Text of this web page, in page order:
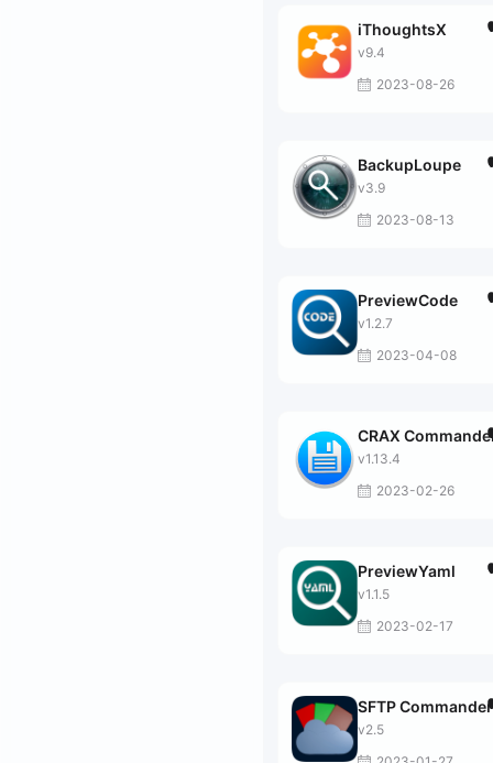
iThoughtsX
v9.4
2023-08-26
BackupLoupe
v3.9
2023-08-13
PreviewCode
v1.2.7
2023-04-08
CRAX
v1.13.4
2023-02-26
PreviewYaml
v1.1.5
2023-02-17
SFTP Commander
v2.5